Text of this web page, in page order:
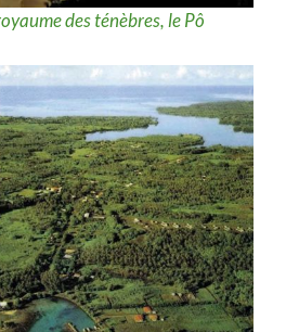
des ténèbres, le Pô